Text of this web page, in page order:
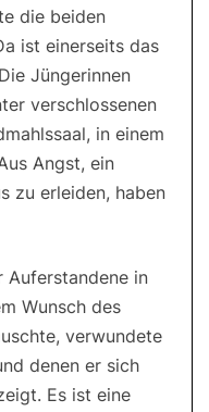
die beiden
ist einerseits das
Jüngerinnen
verschlossenen
in einem
Angst, ein
zu erleiden, haben
Auferstandene in
Wunsch des
verwundete
denen er sich
Es ist eine